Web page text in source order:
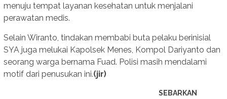
menuju tempat layanan kesehatan untuk menjalani
perawatan medis.
Selain Wiranto, tindakan membabi buta pelaku berinisial
SYA juga melukai Kapolsek Menes, Kompol Dariyanto dan
seorang warga bernama Fuad. Polisi masih mendalami
motif dari penusukan ini.(jir)
SEBARKAN